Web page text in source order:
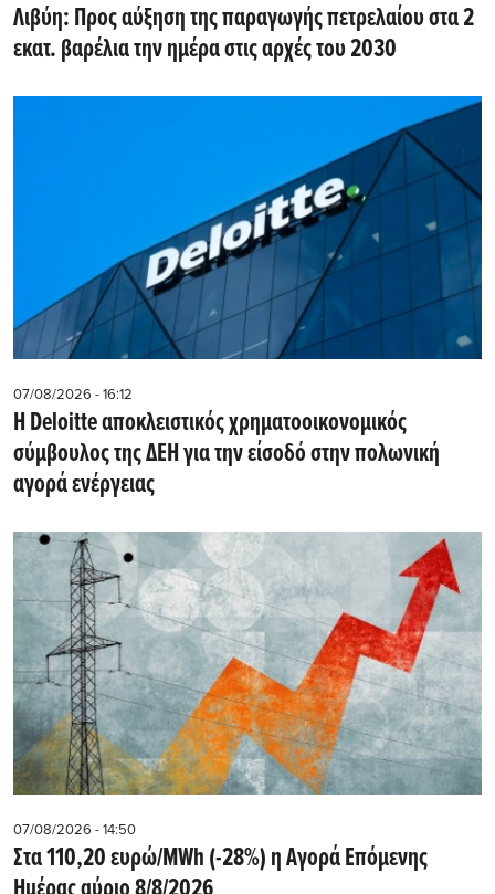
Λιβύη: Προς αύξηση της παραγωγής πετρελαίου στα 2
εκατ. βαρέλια την ημέρα στις αρχές του 2030
07/08/2026 - 16:12
Η Deloitte αποκλειστικός χρηματοοικονομικός
σύμβουλος της ΔΕΗ για την είσοδό στην πολωνική
αγορά ενέργειας
07/08/2026 - 14:50
Στα 110,20 ευρώ/MWh (-28%) η Αγορά Επόμενης